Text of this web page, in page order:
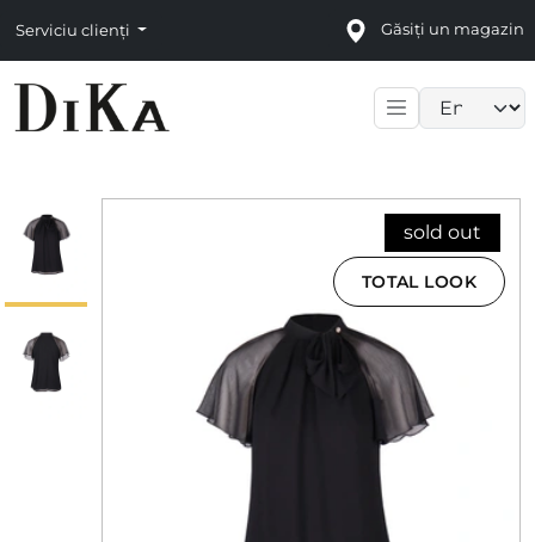
Serviciu clienți Găsiți un magazin
sold out
TOTAL LOOK